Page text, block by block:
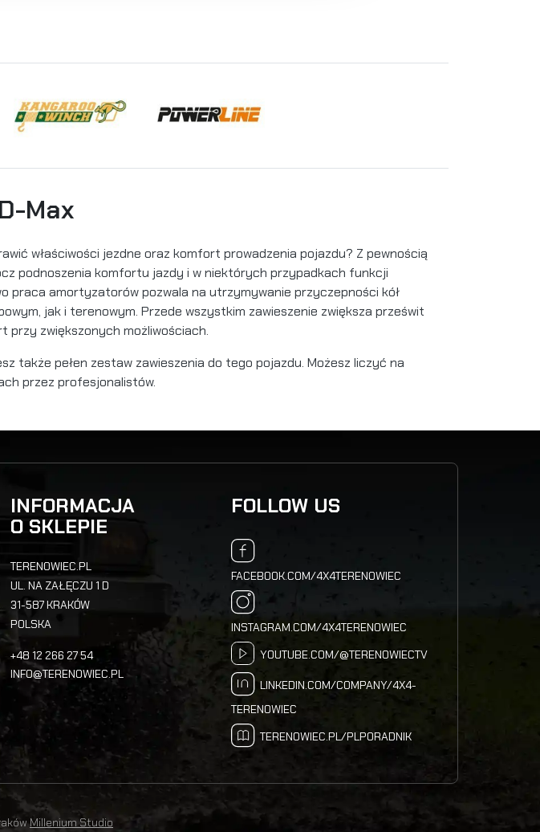
Max
właściwości jezdne oraz komfort prowadzenia pojazdu? Z pewnością
podnoszenia komfortu jazdy i w niektórych przypadkach funkcji
praca amortyzatorów pozwala na utrzymywanie przyczepności kół
jak i terenowym. Przede wszystkim zawieszenie zwiększa prześwit
przy zwiększonych możliwościach.
także pełen zestaw zawieszenia do tego pojazdu. Możesz liczyć na
przez profesjonalistów.
INFORMACJA
O SKLEPIE
TERENOWIEC.PL
UL. NA ZAŁĘCZU 1 D
31-587 KRAKÓW
POLSKA
+48 12 266 27 54
INFO@TERENOWIEC.PL
FOLLOW US
FACEBOOK.COM/4X4TERENOWIEC
INSTAGRAM.COM/4X4TERENOWIEC
YOUTUBE.COM/@TERENOWIECTV
LINKEDIN.COM/COMPANY/4X4-
TERENOWIEC
TERENOWIEC.PL/PLPORADNIK
Millenium Studio